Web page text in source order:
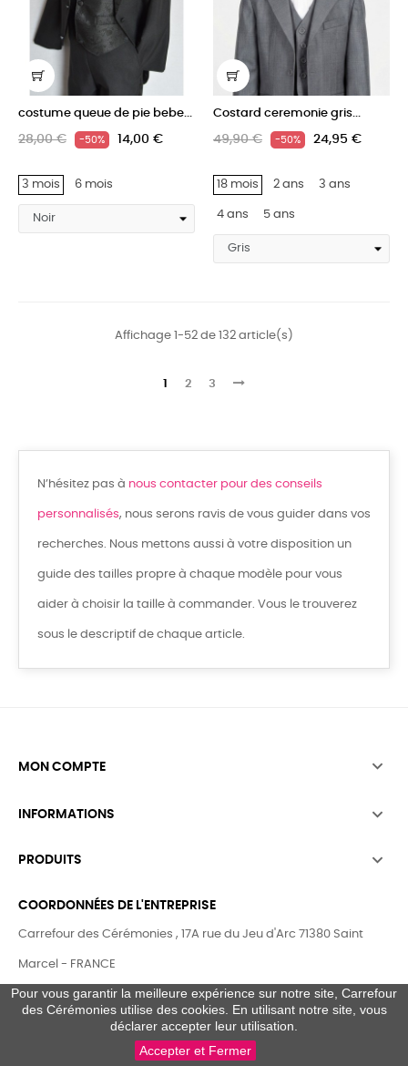
costume queue de pie bebe...
28,00 € -50% 14,00 €
3 mois 6 mois
Costard ceremonie gris...
49,90 € -50% 24,95 €
18 mois 2 ans 3 ans
4 ans 5 ans
Affichage 1-52 de 132 article(s)
1 2 3
N’hésitez pas à nous contacter pour des conseils
personnalisés, nous serons ravis de vous guider dans vos
recherches. Nous mettons aussi à votre disposition un
guide des tailles propre à chaque modèle pour vous
aider à choisir la taille à commander. Vous le trouverez
sous le descriptif de chaque article.
MON COMPTE 
INFORMATIONS 
PRODUITS 
COORDONNÉES DE L'ENTREPRISE
Carrefour des Cérémonies , 17A rue du Jeu d'Arc 71380 Saint
Marcel - FRANCE
Appelez-nous au :06.23.29.38.72 (7J/7 - 9h à 20H)
E-mail : commercial@carrefour-ceremonie.com
Formulaire de contact
Pour vous garantir la meilleure expérience sur notre site, Carrefour
des Cérémonies utilise des cookies. En utilisant notre site, vous
déclarer accepter leur utilisation.
Accepter et Fermer